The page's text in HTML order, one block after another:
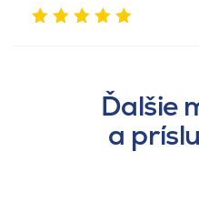
Ďalšie
a